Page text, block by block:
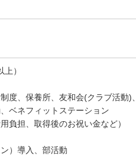
）
度、保養所、友和会(クラブ活動)、
ネフィットステーション
、取得後のお祝い金など）
）導入、部活動